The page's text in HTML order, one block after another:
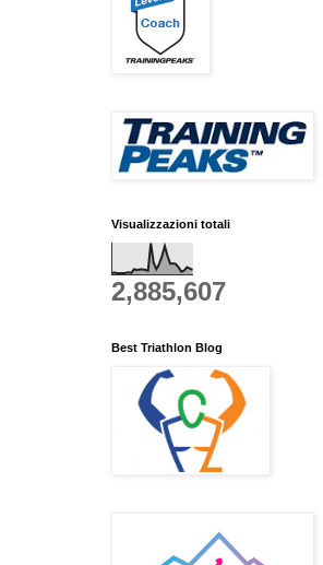
Visualizzazioni totali
2,885,607
Best Triathlon Blog